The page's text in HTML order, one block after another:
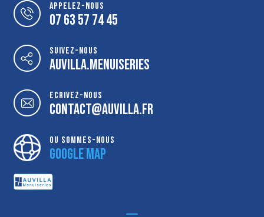
Appelez-nous
07 63 57 74 45
Suivez-nous
Auvilla.menuiseries
Ecrivez-nous
contact@auvilla.fr
Ou sommes-nous
google Map